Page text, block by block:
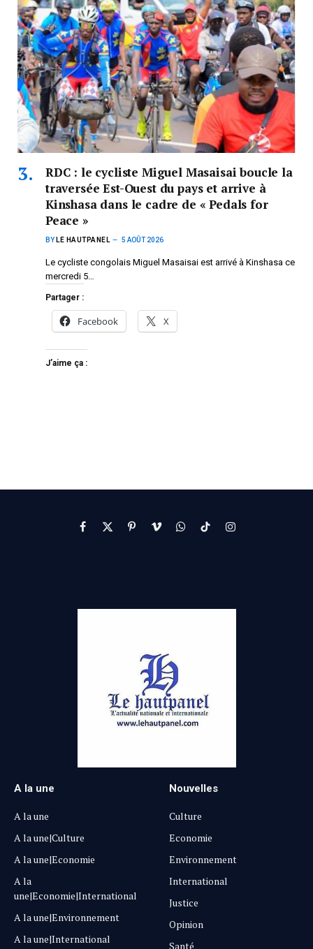
RDC : le cycliste Miguel Masaisai boucle la
traversée Est-Ouest du pays et arrive à
Kinshasa dans le cadre de « Pedals for
Peace »
BY LE HAUTPANEL 5 AOÛT 2026
Le cycliste congolais Miguel Masaisai est arrivé à Kinshasa ce
mercredi 5…
Partager :
Facebook X
J’aime ça :
Facebook
X
PinterestVimeoWhatsApp
TikTokInstagram
A la une
A la une
A la une|Culture
A la une|Economie
A la
une|Economie|International
A la une|Environnement
A la une|International
Nouvelles
Culture
Economie
Environnement
International
Justice
Opinion
Santé